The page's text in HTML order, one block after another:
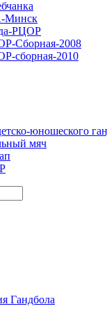
Минск
РЦОР
Сборная-2008
сборная-2010
юношеского
мяч
Гандбола